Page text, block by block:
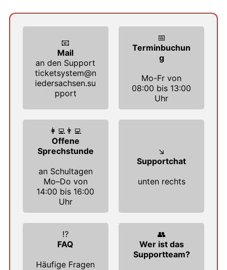
📧
Mail
an den Support
ticketsystem@n
iedersachsen.su
pport
📅
Terminbuchun
g
Mo-Fr von
08:00 bis 13:00
Uhr
👩‍💻👨‍💻
Offene
Sprechstunde
an Schultagen
Mo–Do von
14:00 bis 16:00
Uhr
↘️
Supportchat
unten rechts
⁉️
FAQ
Häufige Fragen
👥
Wer ist das
Supportteam?